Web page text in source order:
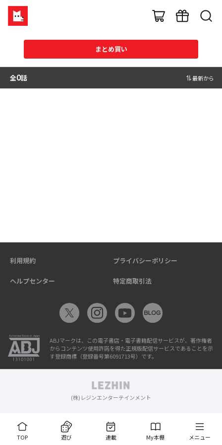
まとめ買い
全0話 最新から
TOP 遊び 連載 My本棚 メニュー
利用規約 プライバシーポリシー
ヘルプセンター 特定商取引法
ABJマークは、この電子書店・電子書籍配信サービスが、著作権者
からコンテンツ使用許諾を得た正規版配信サービスであることを示
す登録商標（登録番号第6091713号）です。
(株)レジンエンターテインメント